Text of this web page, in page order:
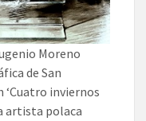
Moreno
de San
inviernos
artista polaca